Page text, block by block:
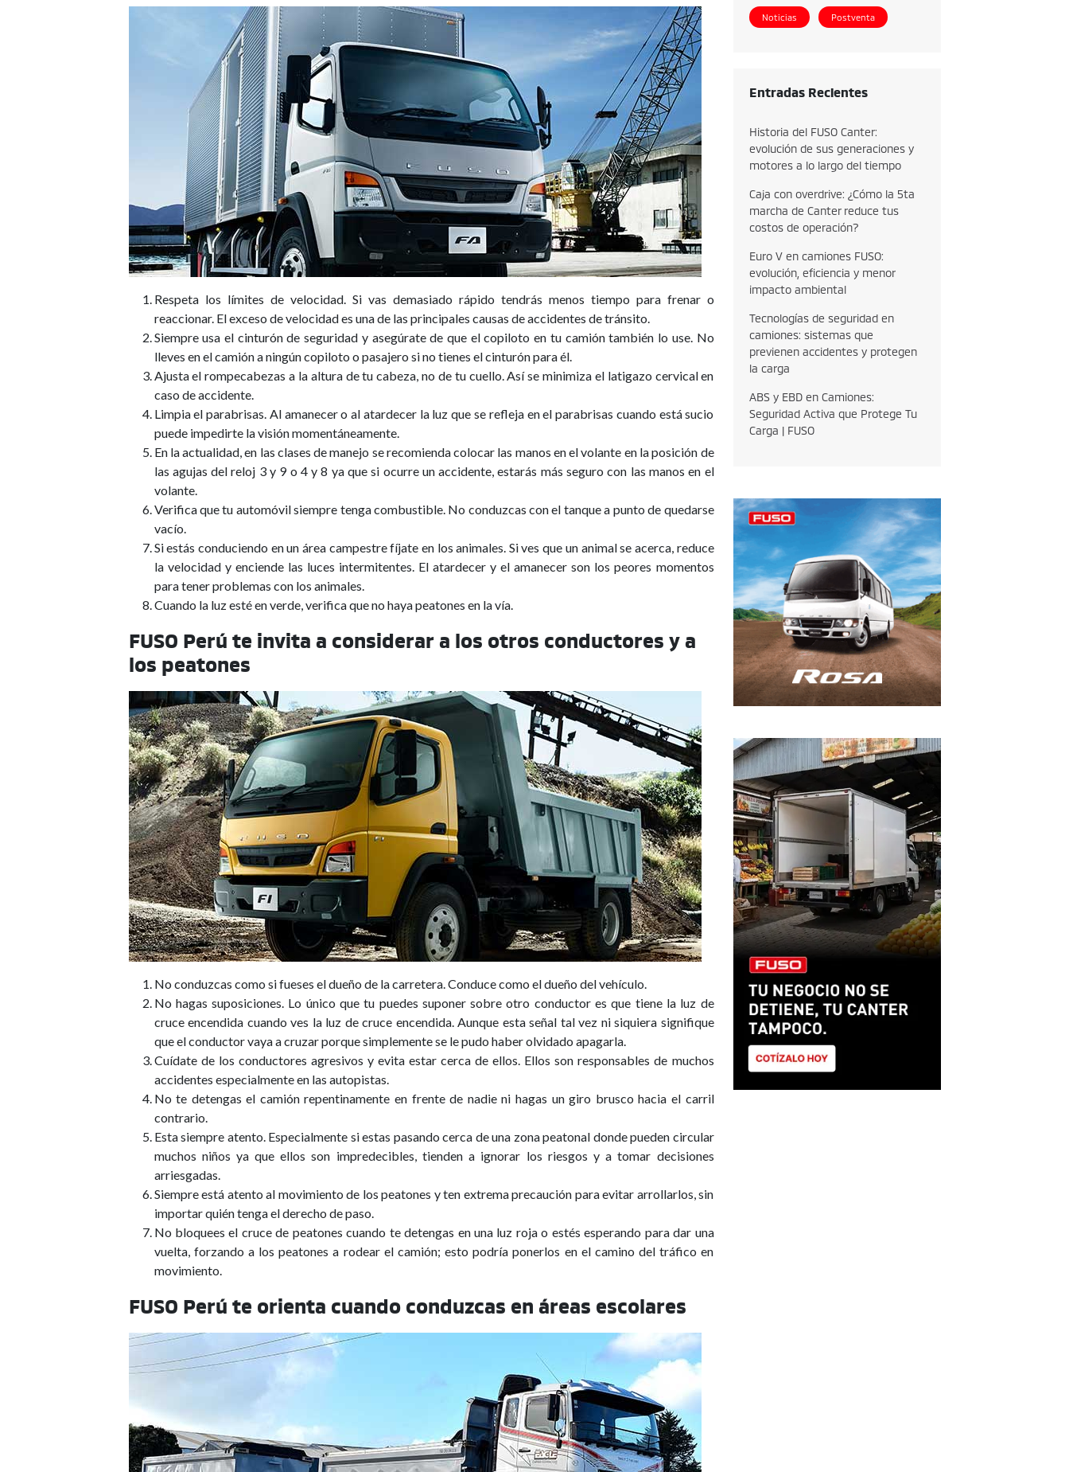
Respeta los límites de velocidad. Si vas demasiado rápido tendrás menos tiempo para frenar o
reaccionar. El exceso de velocidad es una de las principales causas de accidentes de tránsito.
Siempre usa el cinturón de seguridad y asegúrate de que el copiloto en tu camión también lo use. No
lleves en el camión a ningún copiloto o pasajero si no tienes el cinturón para él.
Ajusta el rompecabezas a la altura de tu cabeza, no de tu cuello. Así se minimiza el latigazo cervical en
caso de accidente.
Limpia el parabrisas. Al amanecer o al atardecer la luz que se refleja en el parabrisas cuando está sucio
puede impedirte la visión momentáneamente.
En la actualidad, en las clases de manejo se recomienda colocar las manos en el volante en la posición de
las agujas del reloj 3 y 9 o 4 y 8 ya que si ocurre un accidente, estarás más seguro con las manos en el
volante.
Verifica que tu automóvil siempre tenga combustible. No conduzcas con el tanque a punto de quedarse
vacío.
Si estás conduciendo en un área campestre fíjate en los animales. Si ves que un animal se acerca, reduce
la velocidad y enciende las luces intermitentes. El atardecer y el amanecer son los peores momentos
para tener problemas con los animales.
Cuando la luz esté en verde, verifica que no haya peatones en la vía.
FUSO Perú te invita a considerar a los otros conductores y a
los peatones
No conduzcas como si fueses el dueño de la carretera. Conduce como el dueño del vehículo.
No hagas suposiciones. Lo único que tu puedes suponer sobre otro conductor es que tiene la luz de
cruce encendida cuando ves la luz de cruce encendida. Aunque esta señal tal vez ni siquiera signifique
que el conductor vaya a cruzar porque simplemente se le pudo haber olvidado apagarla.
Cuídate de los conductores agresivos y evita estar cerca de ellos. Ellos son responsables de muchos
accidentes especialmente en las autopistas.
No te detengas el camión repentinamente en frente de nadie ni hagas un giro brusco hacia el carril
contrario.
Esta siempre atento. Especialmente si estas pasando cerca de una zona peatonal donde pueden circular
muchos niños ya que ellos son impredecibles, tienden a ignorar los riesgos y a tomar decisiones
arriesgadas.
Siempre está atento al movimiento de los peatones y ten extrema precaución para evitar arrollarlos, sin
importar quién tenga el derecho de paso.
No bloquees el cruce de peatones cuando te detengas en una luz roja o estés esperando para dar una
vuelta, forzando a los peatones a rodear el camión; esto podría ponerlos en el camino del tráfico en
movimiento.
FUSO Perú te orienta cuando conduzcas en áreas escolares
Noticias Postventa
Entradas Recientes
Historia del FUSO Canter:
evolución de sus generaciones y
motores a lo largo del tiempo
Caja con overdrive: ¿Cómo la 5ta
marcha de Canter reduce tus
costos de operación?
Euro V en camiones FUSO:
evolución, eficiencia y menor
impacto ambiental
Tecnologías de seguridad en
camiones: sistemas que
previenen accidentes y protegen
la carga
ABS y EBD en Camiones:
Seguridad Activa que Protege Tu
Carga | FUSO